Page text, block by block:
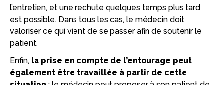
l’entretien, et une rechute quelques temps plus tard
est possible. Dans tous les cas, le médecin doit
valoriser ce qui vient de se passer afin de soutenir le
patient.
Enfin, la prise en compte de l’entourage peut
également être travaillée à partir de cette